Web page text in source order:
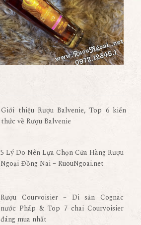
Giới thiệu Rượu Balvenie, Top 6 kiến
thức về Rượu Balvenie
5 Lý Do Nên Lựa Chọn Cửa Hàng Rượu
Ngoại Đồng Nai – RuouNgoai.net
Rượu Courvoisier – Di sản Cognac
nước Pháp & Top 7 chai Courvoisier
đáng mua nhất